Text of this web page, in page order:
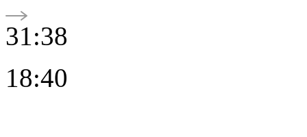
31:38
18:40